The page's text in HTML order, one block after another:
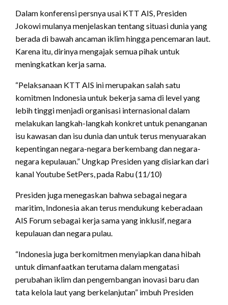
Dalam konferensi persnya usai KTT AIS, Presiden
Jokowi mulanya menjelaskan tentang situasi dunia yang
berada di bawah ancaman iklim hingga pencemaran laut.
Karena itu, dirinya mengajak semua pihak untuk
meningkatkan kerja sama.
“Pelaksanaan KTT AIS ini merupakan salah satu
komitmen Indonesia untuk bekerja sama di level yang
lebih tinggi menjadi organisasi internasional dalam
melakukan langkah-langkah konkret untuk penanganan
isu kawasan dan isu dunia dan untuk terus menyuarakan
kepentingan negara-negara berkembang dan negara-
negara kepulauan.” Ungkap Presiden yang disiarkan dari
kanal Youtube SetPers, pada Rabu (11/10)
Presiden juga menegaskan bahwa sebagai negara
maritim, Indonesia akan terus mendukung keberadaan
AIS Forum sebagai kerja sama yang inklusif, negara
kepulauan dan negara pulau.
“Indonesia juga berkomitmen menyiapkan dana hibah
untuk dimanfaatkan terutama dalam mengatasi
perubahan iklim dan pengembangan inovasi baru dan
tata kelola laut yang berkelanjutan” imbuh Presiden